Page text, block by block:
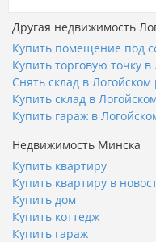
Другая недвижимость
Купить помещение под
Купить торговую точку
Снять склад в Логойском
Купить склад в
Купить гараж в
Недвижимость Минска
Купить квартиру
Купить квартиру в
Купить дом
Купить коттедж
Купить гараж